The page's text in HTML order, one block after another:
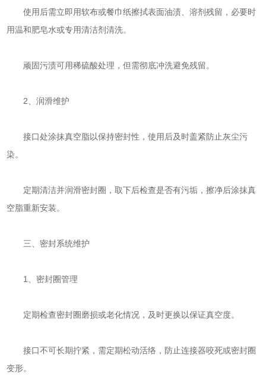
使用后需立即用软布或餐巾纸擦拭表面油渍、溶剂残留，必要时
用温和肥皂水或专用清洁剂清洗。
顽固污渍可用稀硫酸处理，但需彻底冲洗避免残留。
‌2、润滑维护‌
接口处涂抹真空脂以保持密封性，使用后及时盖紧防止灰尘污
染。
定期清洁并润滑密封圈，取下后检查是否有污垢，擦净后涂抹真
空脂重新安装。
三、密封系统维护
‌1、密封圈管理‌
定期检查密封圈磨损或老化情况，及时更换以保证真空度。
接口不可长期拧紧，需定期松动活络，防止连接器咬死或密封圈
变形。